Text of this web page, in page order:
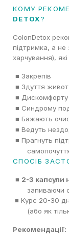
КОМУ
DETOX?
ColonDetox
підтримка, а не
харчування),
■ Закрепів
■ Здуття
■
■ Синдрому
■ Бажають
■ Ведуть
■ Прагнуть
СПОСІБ
■ 2-3 капсули
запиваючи
■ Курс 20-30
(або як
Рекомендації: